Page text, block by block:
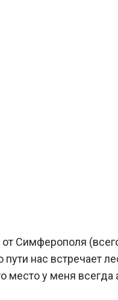
Симферополя
нас встречает
у меня всегда